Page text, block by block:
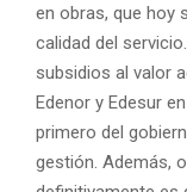
en obras, que hoy
calidad del
subsidios al valor
Edenor y Edesur
primero del
gestión. Además,